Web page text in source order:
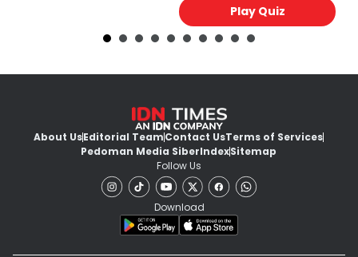
Play Quiz
About UsEditorial TeamContact UsTerms of Services
Pedoman Media SiberIndexSitemap
Follow Us
Download